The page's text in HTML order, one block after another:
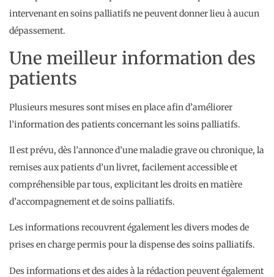
intervenant en soins palliatifs ne peuvent donner lieu à aucun
dépassement.
Une meilleur information des
patients
Plusieurs mesures sont mises en place afin d’améliorer
l’information des patients concernant les soins palliatifs.
Il est prévu, dès l’annonce d’une maladie grave ou chronique, la
remises aux patients d’un livret, facilement accessible et
compréhensible par tous, explicitant les droits en matière
d’accompagnement et de soins palliatifs.
Les informations recouvrent également les divers modes de
prises en charge permis pour la dispense des soins palliatifs.
Des informations et des aides à la rédaction peuvent également